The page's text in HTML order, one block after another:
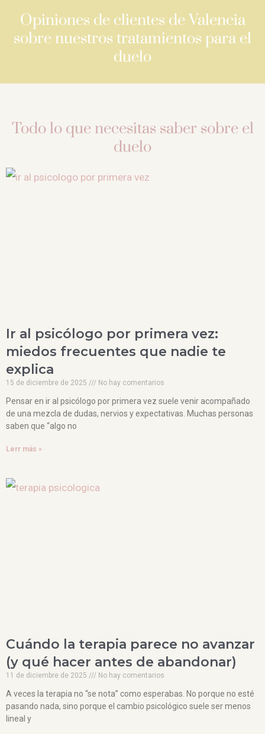
Opiniones de clientes de Valencia
sobre nuestros tratamientos para el
duelo
Todo lo que necesitas saber sobre el
duelo
Ir al psicólogo por primera vez:
miedos frecuentes que nadie te
explica
15 de diciembre de 2025 No hay comentarios
Pensar en ir al psicólogo por primera vez suele venir acompañado
de una mezcla de dudas, nervios y expectativas. Muchas personas
saben que “algo no
Lerr más »
Cuándo la terapia parece no avanzar
(y qué hacer antes de abandonar)
11 de diciembre de 2025 No hay comentarios
A veces la terapia no “se nota” como esperabas. No porque no esté
pasando nada, sino porque el cambio psicológico suele ser menos
lineal y